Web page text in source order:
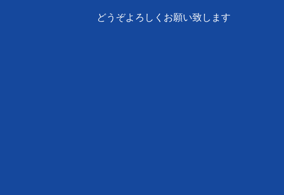
どうぞよろしくお願い致します